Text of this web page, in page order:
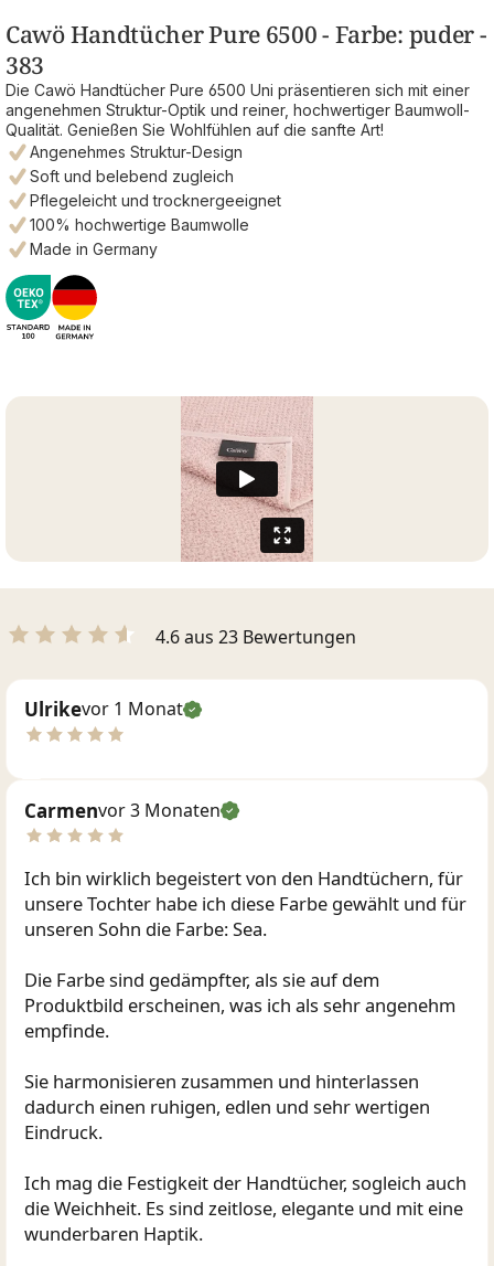
Cawö Handtücher Pure 6500 - Farbe: puder -
383
Die Cawö Handtücher Pure 6500 Uni präsentieren sich mit einer
angenehmen Struktur-Optik und reiner, hochwertiger Baumwoll-
Qualität. Genießen Sie Wohlfühlen auf die sanfte Art!
Angenehmes Struktur-Design
Soft und belebend zugleich
Pflegeleicht und trocknergeeignet
100% hochwertige Baumwolle
Made in Germany
4.6 aus 23 Bewertungen
Ulrikevor 1 Monat
Carmenvor 3 Monaten
Ich bin wirklich begeistert von den Handtüchern, für
unsere Tochter habe ich diese Farbe gewählt und für
unseren Sohn die Farbe: Sea.
Die Farbe sind gedämpfter, als sie auf dem
Produktbild erscheinen, was ich als sehr angenehm
empfinde.
Sie harmonisieren zusammen und hinterlassen
dadurch einen ruhigen, edlen und sehr wertigen
Eindruck.
Ich mag die Festigkeit der Handtücher, sogleich auch
die Weichheit. Es sind zeitlose, elegante und mit eine
wunderbaren Haptik.